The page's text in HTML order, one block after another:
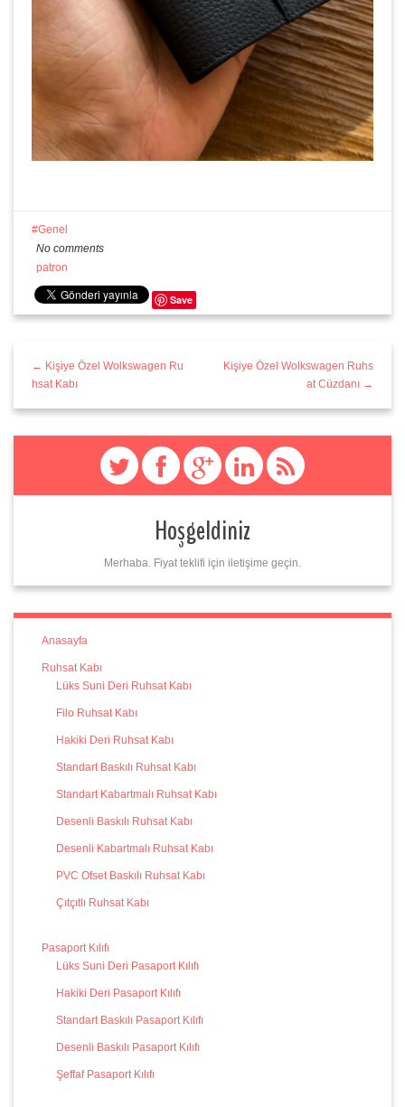
Genel
No comments
patron
Save
← Kişiye Özel Wolkswagen Ru
hsat Kabı
Kişiye Özel Wolkswagen Ruhs
at Cüzdanı →
Hoşgeldiniz
Merhaba. Fiyat teklifi için iletişime geçin.
Anasayfa
Ruhsat Kabı
Lüks Suni Deri Ruhsat Kabı
Filo Ruhsat Kabı
Hakiki Deri Ruhsat Kabı
Standart Baskılı Ruhsat Kabı
Standart Kabartmalı Ruhsat Kabı
Desenli Baskılı Ruhsat Kabı
Desenli Kabartmalı Ruhsat Kabı
PVC Ofset Baskılı Ruhsat Kabı
Çıtçıtlı Ruhsat Kabı
Pasaport Kılıfı
Lüks Suni Deri Pasaport Kılıfı
Hakiki Deri Pasaport Kılıfı
Standart Baskılı Pasaport Kılıfı
Desenli Baskılı Pasaport Kılıfı
Şeffaf Pasaport Kılıfı